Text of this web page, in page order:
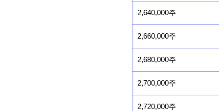
2,640,000주
2,660,000주
2,680,000주
2,700,000주
2,720,000주